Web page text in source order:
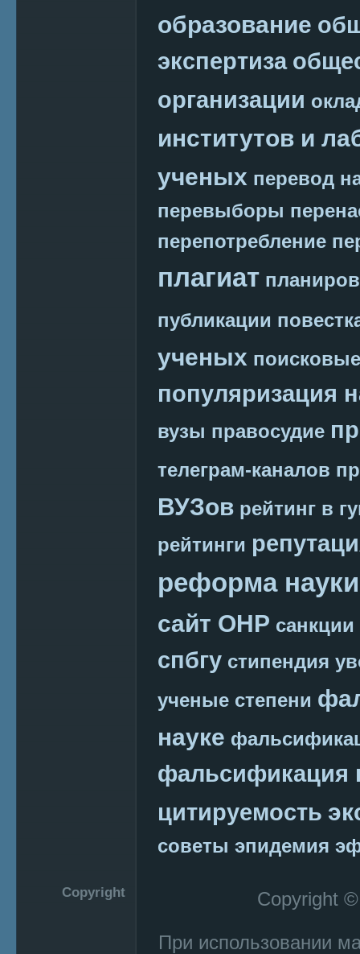
образование
экспертиза
организации
институтов и
ученых перевод
перевыборы
перепотребление
плагиат
публикации
ученых
популяризация
вузы правосудие
телеграм-каналов
ВУЗов рейтинг в
рейтинги
реформа науки
сайт ОНР санкции
спбгу стипендия
ученые степени
науке
фальсификация
цитируемость
советы эпидемия
Copyright
Copyright
При использовании